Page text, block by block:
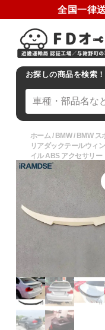
全国一律
お探しの商品を検索！
ホーム / BMW/ BMW ス
リアダックテールウィ
イル ABS アクセサリー